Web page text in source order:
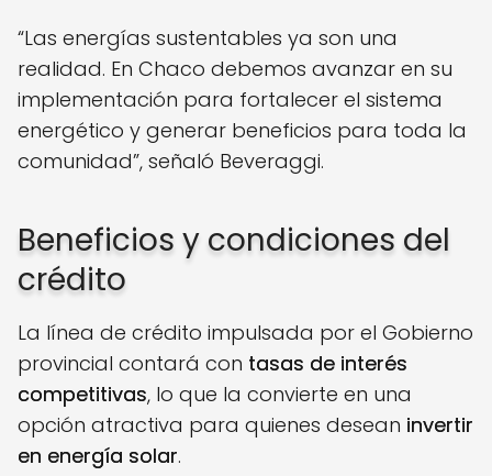
“Las energías sustentables ya son una
realidad. En Chaco debemos avanzar en su
implementación para fortalecer el sistema
energético y generar beneficios para toda la
comunidad”, señaló Beveraggi.
Beneficios y condiciones del
crédito
La línea de crédito impulsada por el Gobierno
provincial contará con tasas de interés
competitivas, lo que la convierte en una
opción atractiva para quienes desean invertir
en energía solar.